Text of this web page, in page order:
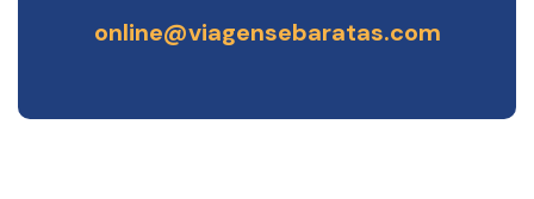
online@viagensebaratas.com